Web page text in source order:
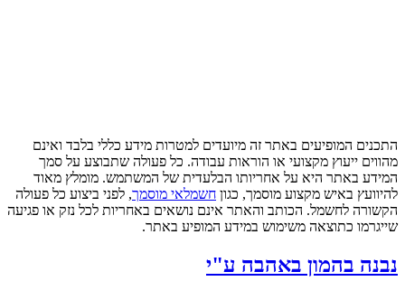
התכנים המופיעים באתר זה מיועדים למטרות מידע כללי בלבד ואינם
מהווים ייעוץ מקצועי או הוראות עבודה. כל פעולה שתבוצע על סמך
המידע באתר היא על אחריותו הבלעדית של המשתמש. מומלץ מאוד
להיוועץ באיש מקצוע מוסמך, כגון חשמלאי מוסמך, לפני ביצוע כל פעולה
הקשורה לחשמל. הכותב והאתר אינם נושאים באחריות לכל נזק או פגיעה
שייגרמו כתוצאה משימוש במידע המופיע באתר.
נבנה בהמון באהבה ע"י